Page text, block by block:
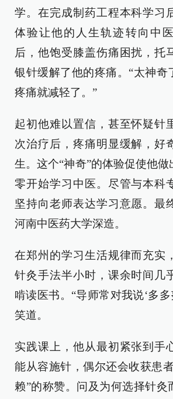
学。在完成制药工程本科学习
体验让他的人生轨迹转向中
后，他饱受膝盖伤痛困扰，托
银针缓解了他的疼痛。“太神奇
疼痛就减轻了。”
起初他难以置信，甚至怀疑针
次治疗后，疼痛明显缓解，好
生。这个“神奇”的体验促使他
零开始学习中医。尽管与本科
坚持向老师表达学习意愿。最
河南中医药大学深造。
在郑州的学习生活规律而充实
针灸手法半小时，课余时间几
啃读医书。“导师常对我说‘多
笑道。
实践课上，他从最初紧张到手
能从容施针，偶尔还会收获患
赖”的称赞。问及为何选择针灸